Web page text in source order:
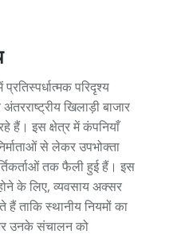
परिदृश्य
खिलाड़ी बाजार
हैं। इस क्षेत्र में कंपनियाँ
से लेकर उपभोक्ता
तक फैली हुई हैं। इस
के लिए, व्यवसाय अक्सर
हैं ताकि स्थानीय नियमों का
उनके संचालन को